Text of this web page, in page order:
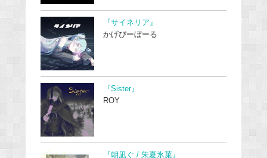
『サイネリア』
かげぴーぼーる
『Sister』
ROY
『朝凪ぐ / 朱夏氷菓』